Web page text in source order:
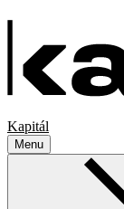
Kapitál
Menu